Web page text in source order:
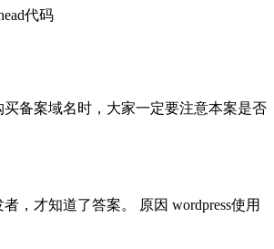
代码
备案域名时，大家一定要注意本案是否
，才知道了答案。 原因 wordpress使用